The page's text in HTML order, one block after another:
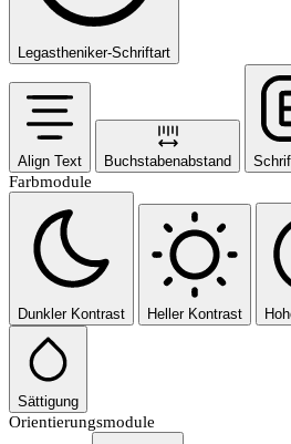
Legastheniker-Schriftart
Align Text Buchstabenabstand
Farbmodule
Dunkler Kontrast Heller Kontrast
Sättigung
Orientierungsmodule